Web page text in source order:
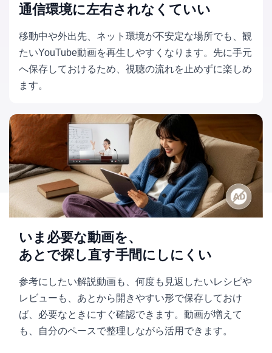
通信環境に左右されなくていい
移動中や外出先、ネット環境が不安定な場所でも、観
たいYouTube動画を再生しやすくなります。先に手元
へ保存しておけるため、視聴の流れを止めずに楽しめ
ます。
いま必要な動画を、
あとで探し直す手間にしにくい
参考にしたい解説動画も、何度も見返したいレシピや
レビューも、あとから開きやすい形で保存しておけ
ば、必要なときにすぐ確認できます。動画が増えて
も、自分のペースで整理しながら活用できます。